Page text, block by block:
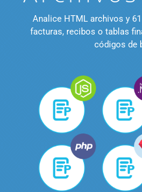
Analice HTML archivos y
facturas, recibos o tablas
códigos de